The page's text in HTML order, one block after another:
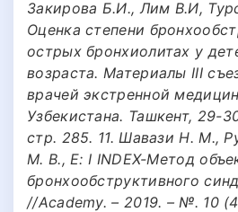
Закирова Б.И., Лим В.И,
Оценка степени
острых бронхиолитах у
возраста. Материалы III
врачей экстренной
Узбекистана. Ташкент, 29-
стр. 285. 11. Шавази Н. М.,
М. В., E: I INDEX-Метод
бронхообструктивного
//Academy. – 2019. – №. 10